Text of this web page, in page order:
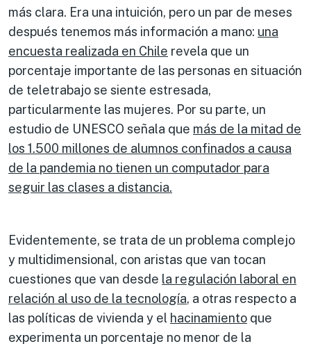
más clara. Era una intuición, pero un par de meses
después tenemos más información a mano: una
encuesta realizada en Chile revela que un
porcentaje importante de las personas en situación
de teletrabajo se siente estresada,
particularmente las mujeres. Por su parte, un
estudio de UNESCO señala que más de la mitad de
los 1.500 millones de alumnos confinados a causa
de la pandemia no tienen un computador para
seguir las clases a distancia.
Evidentemente, se trata de un problema complejo
y multidimensional, con aristas que van tocan
cuestiones que van desde la regulación laboral en
relación al uso de la tecnología, a otras respecto a
las políticas de vivienda y el hacinamiento que
experimenta un porcentaje no menor de la